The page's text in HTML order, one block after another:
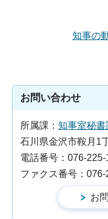
知事の
お問い合わせ
所属課： 知事室秘
石川県金沢市鞍月1
電話番号：076-225-
ファクス番号：076-